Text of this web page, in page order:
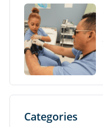
Categories